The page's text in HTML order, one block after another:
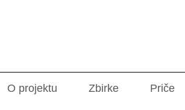
O projektu Zbirke Priče